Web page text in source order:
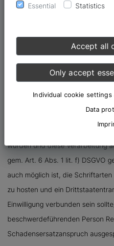
Dabei handelt es sich oftmals
Google Fonts Schriftarten von
Der Anlass für diese
2022 gesprochenes Urteil mit
100€ des LG München.
Konkret geht es darum, dass in
Schriftarten Google Fonts über
wurden und diese Verarbeitung
gem. Art. 6 Abs. 1 lit. f) DSGVO
auch möglich ist, die
zu hosten und ein
Einwilligung verbunden sein
beschwerdeführenden Person
Schadensersatzanspruch
Essential Statistics
Accept all
Only accept
Individual cookie
Data